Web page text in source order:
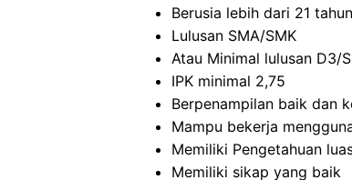
Berusia lebih dari 21 tahun
Lulusan SMA/SMK
Atau Minimal lulusan D3/
IPK minimal 2,75
Berpenampilan baik dan
Mampu bekerja
Memiliki Pengetahuan
Memiliki sikap yang baik